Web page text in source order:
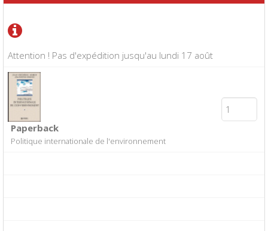
Attention ! Pas d'expédition jusqu'au lundi 17 août
Paperback
Politique internationale de l'environnement